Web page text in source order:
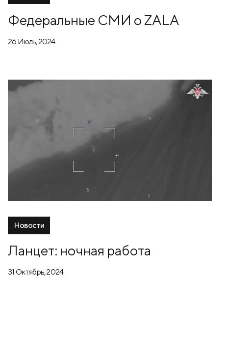
Федеральные СМИ о ZALA
26 Июль, 2024
Новости
Ланцет: ночная работа
31 Октябрь, 2024